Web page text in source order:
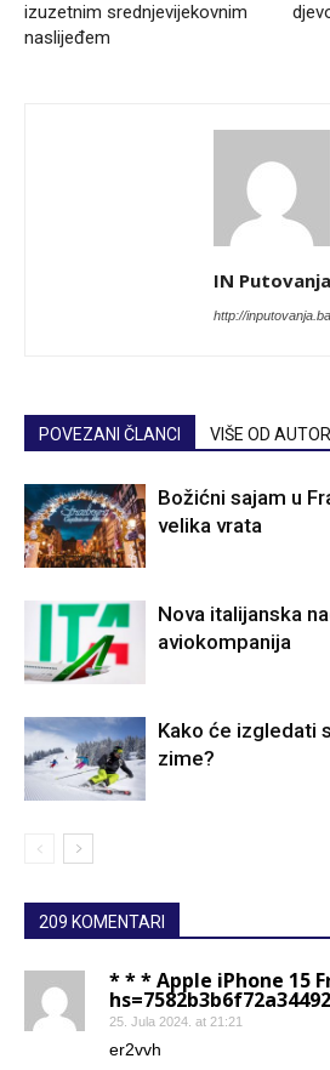
izuzetnim srednjevijekovnim
naslijeđem
IN Putovanja
http://inputovanja.ba
POVEZANI ČLANCI VIŠE OD
Božićni sajam u
velika vrata
Nova italijanska
aviokompanija
Kako će izgledati
zime?
209 KOMENTARI
* * * Apple iPhone 15
25. Jula 2024. at 21:21
er2vvh